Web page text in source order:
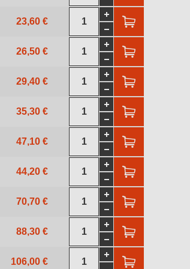
23,60 €
26,50 €
29,40 €
35,30 €
47,10 €
44,20 €
70,70 €
88,30 €
106,00 €